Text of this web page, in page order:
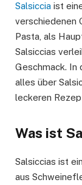
Salsiccia ist
verschiedenen
Pasta, als
Salsiccias
Geschmack. In
alles über
leckeren
Was ist
Salsiccias ist
aus